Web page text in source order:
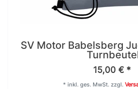
SV Motor Babelsberg
15,00 € *
* inkl. ges. MwSt.zzgl.